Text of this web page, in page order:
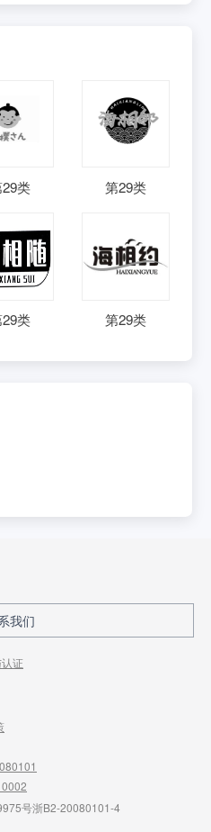
29类 第29类
29类 第29类